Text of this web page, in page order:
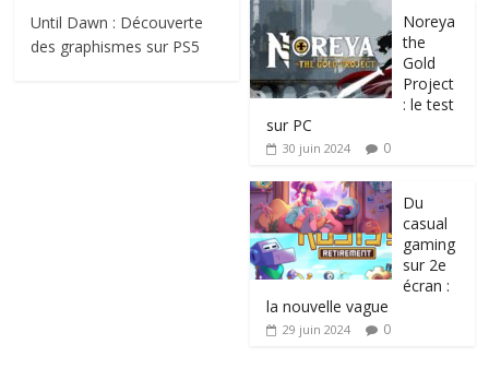
Until Dawn : Découverte
des graphismes sur PS5
Noreya
the
Gold
Project
: le test
sur PC
30 juin 2024 0
Du
casual
gaming
sur 2e
écran :
la nouvelle vague
29 juin 2024 0